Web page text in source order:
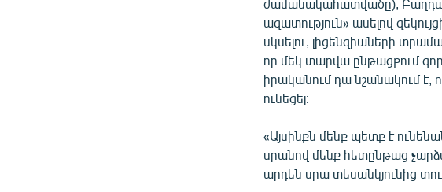
ժամանակահատվածը),
ազատություն» ասելով
սկսելու, լիցենզիաների
որ մեկ տարվա ընթացքում
իրականում դա նշանակում է,
ունեցել։
«Այսինքն մենք պետք է
սրանով մենք հետընթաց
արդեն սրա տեսանկյունից